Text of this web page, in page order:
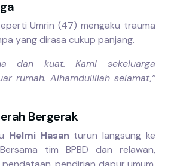
Umrin (47) mengaku trauma
yang dirasa cukup panjang.
dan kuat. Kami sekeluarga
rumah. Alhamdulillah selamat,”
Bergerak
Helmi Hasan turun langsung ke
tim BPBD dan relawan,